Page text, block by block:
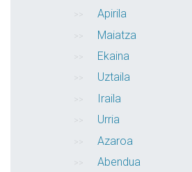
Apirila
Maiatza
Ekaina
Uztaila
Iraila
Urria
Azaroa
Abendua